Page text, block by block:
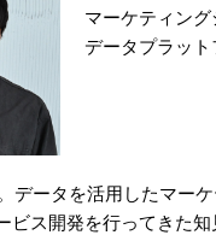
マーケティン
データプラッ
データを活用したマー
ビス開発を行ってきた